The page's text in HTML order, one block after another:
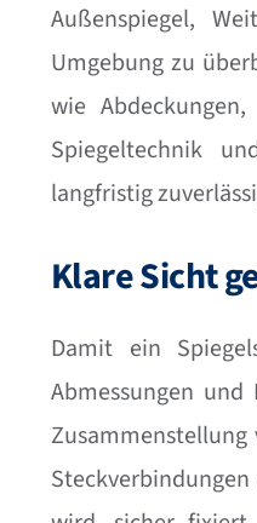
Außenspiegel,
Umgebung zu
wie
Spiegeltechnik
langfristig
Klare Sicht
Damit ein
Abmessungen und